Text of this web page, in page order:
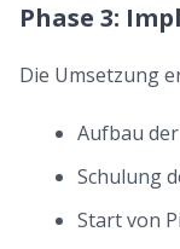
Phase 3:
Die Umsetzung
Aufbau
Schulung
Start von